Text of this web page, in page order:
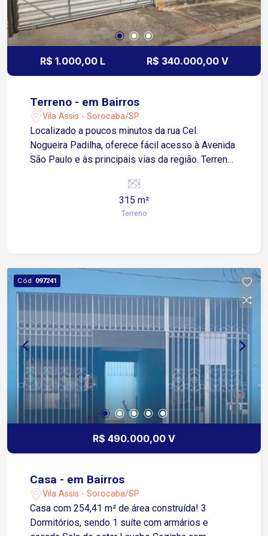
R$ 1.000,00 L R$ 340.000,00 V
Terreno - em Bairros
Vila Assis - Sorocaba/SP
Localizado a poucos minutos da rua Cel.
Nogueira Padilha, oferece fácil acesso à Avenida
São Paulo e às principais vias da região. Terreno
315m², sendo 10m de frente. Ideal para
construção residencial ou comercial. Não perca
essa chance de investir em um local estratégico
315 m²
Terreno
Cód. 097241
R$ 490.000,00 V
Casa - em Bairros
Vila Assis - Sorocaba/SP
Casa com 254,41 m² de área construída! 3
Dormitórios, sendo 1 suíte com armários e